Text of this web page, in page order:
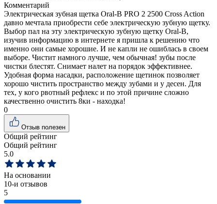
Комментарий
Электрическая зубная щетка Oral-B PRO 2 2500 Cross Action
давно мечтала приобрести себе электрическую зубную щетку.
Выбор пал на эту электрическую зубную щетку Oral-B,
изучив информацию в интернете я пришла к решению что
именно они самые хорошие. И не капли не ошиблась в своем
выборе. Чистит намного лучше, чем обычная! зубы после
чистки блестят. Снимает налет на порядок эффективнее.
Удобная форма насадки, расположение щетинок позволяет
хорошо чистить пространство между зубами и у десен. Для
тех, у кого рвотный рефлекс и по этой причине сложно
качественно очистить 8ки - находка!
0
Отзыв полезен
Общий рейтинг
Общий рейтинг
5.0
На основании
10-и отзывов
5